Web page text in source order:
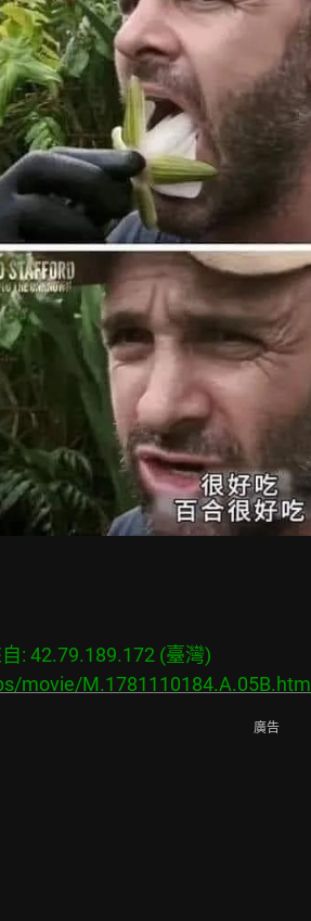
: 42.79.189.172 (臺灣)
movie/M.1781110184.A.05B.html
廣告